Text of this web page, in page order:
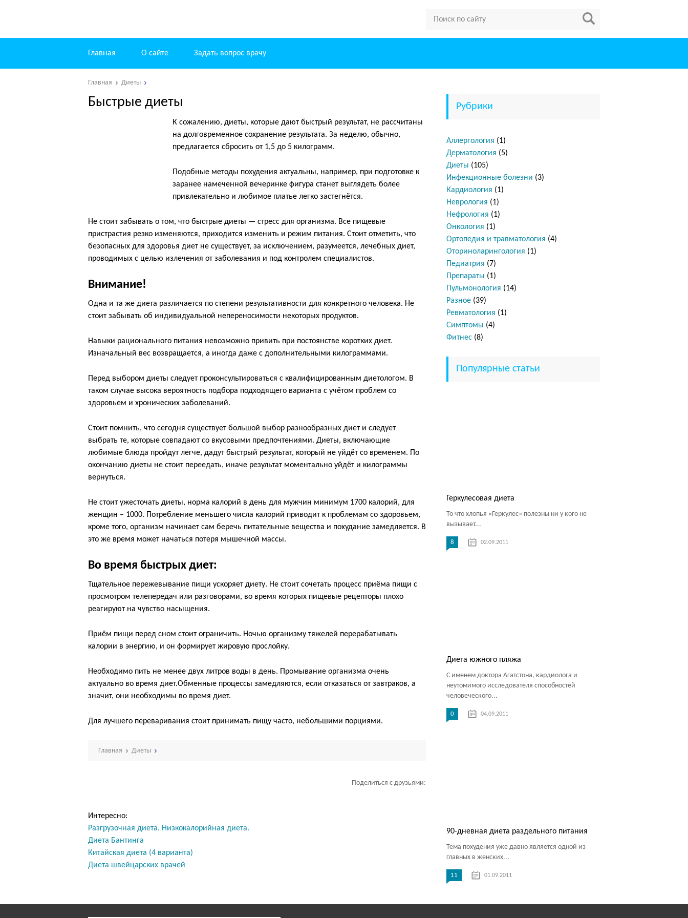
Главная О сайте Задать вопрос врачу
Главная Диеты
Быстрые диеты
К сожалению, диеты, которые дают быстрый результат, не рассчитаны
на долговременное сохранение результата. За неделю, обычно,
предлагается сбросить от 1,5 до 5 килограмм.
Подобные методы похудения актуальны, например, при подготовке к
заранее намеченной вечеринке фигура станет выглядеть более
привлекательно и любимое платье легко застегнётся.
Не стоит забывать о том, что быстрые диеты — стресс для организма. Все пищевые
пристрастия резко изменяются, приходится изменить и режим питания. Стоит отметить, что
безопасных для здоровья диет не существует, за исключением, разумеется, лечебных диет,
проводимых с целью излечения от заболевания и под контролем специалистов.
Внимание!
Одна и та же диета различается по степени результативности для конкретного человека. Не
стоит забывать об индивидуальной непереносимости некоторых продуктов.
Навыки рационального питания невозможно привить при постоянстве коротких диет.
Изначальный вес возвращается, а иногда даже с дополнительными килограммами.
Перед выбором диеты следует проконсультироваться с квалифицированным диетологом. В
таком случае высока вероятность подбора подходящего варианта с учётом проблем со
здоровьем и хронических заболеваний.
Стоит помнить, что сегодня существует большой выбор разнообразных диет и следует
выбрать те, которые совпадают со вкусовыми предпочтениями. Диеты, включающие
любимые блюда пройдут легче, дадут быстрый результат, который не уйдёт со временем. По
окончанию диеты не стоит переедать, иначе результат моментально уйдёт и килограммы
вернуться.
Не стоит ужесточать диеты, норма калорий в день для мужчин минимум 1700 калорий, для
женщин – 1000. Потребление меньшего числа калорий приводит к проблемам со здоровьем,
кроме того, организм начинает сам беречь питательные вещества и похудание замедляется. В
это же время может начаться потеря мышечной массы.
Во время быстрых диет:
Тщательное пережевывание пищи ускоряет диету. Не стоит сочетать процесс приёма пищи с
просмотром телепередач или разговорами, во время которых пищевые рецепторы плохо
реагируют на чувство насыщения.
Приём пищи перед сном стоит ограничить. Ночью организму тяжелей перерабатывать
калории в энергию, и он формирует жировую прослойку.
Необходимо пить не менее двух литров воды в день. Промывание организма очень
актуально во время диет.Обменные процессы замедляются, если отказаться от завтраков, а
значит, они необходимы во время диет.
Для лучшего переваривания стоит принимать пищу часто, небольшими порциями.
Главная Диеты
Поделиться с друзьями:
Интересно:
Разгрузочная диета. Низкокалорийная диета.
Диета Бантинга
Китайская диета (4 варианта)
Диета швейцарских врачей
Рубрики
Аллергология (1)
Дерматология (5)
Диеты (105)
Инфекционные болезни (3)
Кардиология (1)
Неврология (1)
Нефрология (1)
Онкология (1)
Ортопедия и травматология (4)
Оториноларингология (1)
Педиатрия (7)
Препараты (1)
Пульмонология (14)
Разное (39)
Ревматология (1)
Симптомы (4)
Фитнес (8)
Популярные статьи
Геркулесовая диета
То что хлопья «Геркулес» полезны ни у кого не
вызывает...
8 02.09.2011
Диета южного пляжа
С именем доктора Агатстона, кардиолога и
неутомимого исследователя способностей
человеческого...
0 04.09.2011
90-дневная диета раздельного питания
Тема похудения уже давно является одной из
главных в женских...
11 01.09.2011